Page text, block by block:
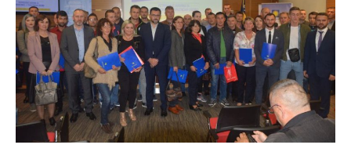
Značajni datumi i manifestacije
Program energetske efikasnosti u stambenom
sektoru